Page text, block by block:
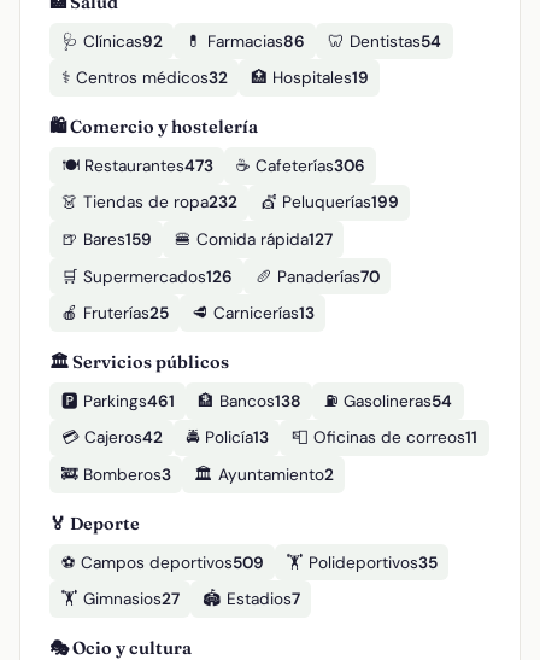
🩺 Clínicas92 💊 Farmacias86 🦷 Dentistas54
⚕️ Centros médicos32 🏥 Hospitales19
🛍️ Comercio y hostelería
🍽️ Restaurantes473 ☕ Cafeterías306
👗 Tiendas de ropa232 💇 Peluquerías199
🍺 Bares159 🍔 Comida rápida127
🛒 Supermercados126 🥖 Panaderías70
🍎 Fruterías25 🥩 Carnicerías13
🏛️ Servicios públicos
🅿️ Parkings461 🏦 Bancos138 ⛽ Gasolineras54
💳 Cajeros42 🚔 Policía13 📮 Oficinas de correos11
🚒 Bomberos3 🏛️ Ayuntamiento2
🏅 Deporte
⚽ Campos deportivos509 🏋️ Polideportivos35
🏋️ Gimnasios27 🏟️ Estadios7
🎭 Ocio y cultura